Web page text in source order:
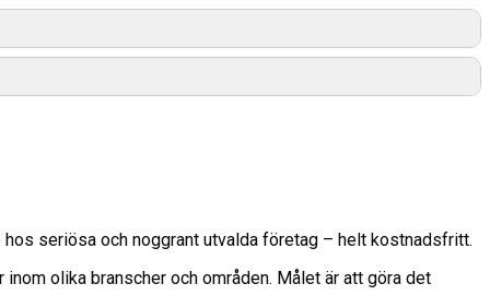
seriösa och noggrant utvalda företag – helt kostnadsfritt.
olika branscher och områden. Målet är att göra det